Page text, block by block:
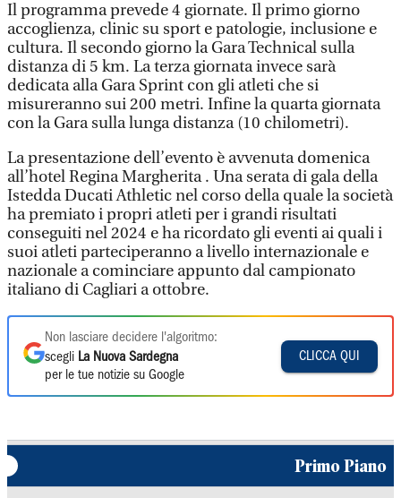
Il programma prevede 4 giornate. Il primo giorno
accoglienza, clinic su sport e patologie, inclusione e
cultura. Il secondo giorno la Gara Technical sulla
distanza di 5 km. La terza giornata invece sarà
dedicata alla Gara Sprint con gli atleti che si
misureranno sui 200 metri. Infine la quarta giornata
con la Gara sulla lunga distanza (10 chilometri).
La presentazione dell’evento è avvenuta domenica
all’hotel Regina Margherita . Una serata di gala della
Istedda Ducati Athletic nel corso della quale la società
ha premiato i propri atleti per i grandi risultati
conseguiti nel 2024 e ha ricordato gli eventi ai quali i
suoi atleti parteciperanno a livello internazionale e
nazionale a cominciare appunto dal campionato
italiano di Cagliari a ottobre.
Non lasciare decidere l'algoritmo:
scegli La Nuova Sardegna
per le tue notizie su Google
CLICCA QUI
Primo Piano